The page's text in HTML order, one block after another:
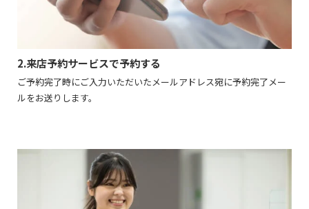
2.来店予約サービスで予約する
ご予約完了時にご入力いただいたメールアドレス宛に予約完了メー
ルをお送りします。